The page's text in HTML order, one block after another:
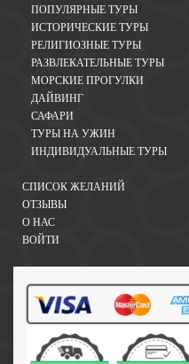
ПОПУЛЯРНЫЕ ТУРЫ
ИСТОРИЧЕСКИЕ ТУРЫ
РЕЛИГИОЗНЫЕ ТУРЫ
РАЗВЛЕКАТЕЛЬНЫЕ ТУРЫ
МОРСКИЕ ПРОГУЛКИ
ДАЙВИНГ
САФАРИ
ТУРЫ НА УЖИН
ИНДИВИДУАЛЬНЫЕ ТУРЫ
СПИСОК ЖЕЛАНИЙ
ОТЗЫВЫ
О НАС
ВОЙТИ